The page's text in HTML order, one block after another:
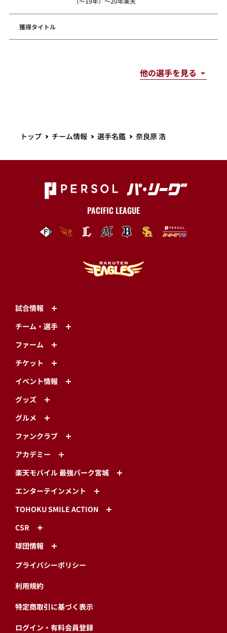
獲得タイトル
トップ チーム情報 選手名鑑 奈良原 浩
PACIFIC LEAGUE
試合情報
チーム・選手
ファーム
チケット
イベント情報
グッズ
グルメ
ファンクラブ
アカデミー
楽天モバイル 最強パーク宮城
エンターテインメント
TOHOKU SMILE ACTION
CSR
球団情報
プライバシーポリシー
利用規約
特定商取引に基づく表示
ログイン・有料会員登録